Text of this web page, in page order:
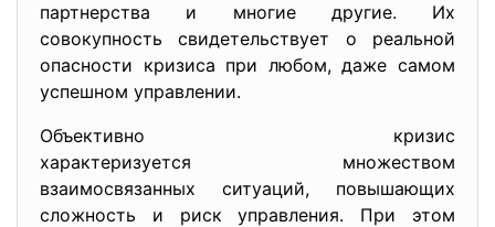
партнерства и многие другие. Их
совокупность свидетельствует о реальной
опасности кризиса при любом, даже самом
успешном управлении.
Объективно кризис
характеризуется множеством
взаимосвязанных ситуаций, повышающих
сложность и риск управления. При этом